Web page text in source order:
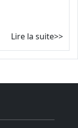
Lire la suite>>